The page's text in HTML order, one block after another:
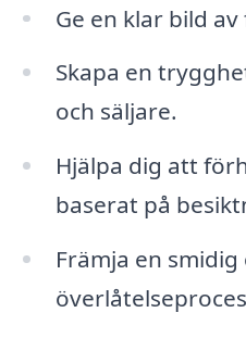
Ge en klar bild
Skapa en
och säljare.
Hjälpa dig att
baserat på
Främja en smidig